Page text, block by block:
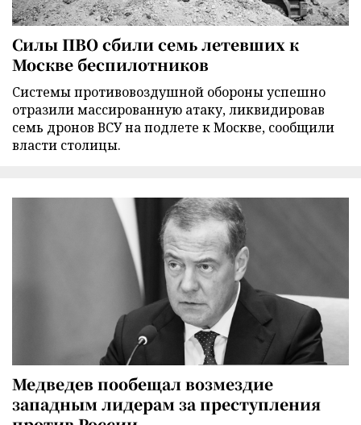
Силы ПВО сбили семь летевших к
Москве беспилотников
Cистемы противовоздушной обороны успешно
отразили массированную атаку, ликвидировав
семь дронов ВСУ на подлете к Москве, сообщили
власти столицы.
Медведев пообещал возмездие
западным лидерам за преступления